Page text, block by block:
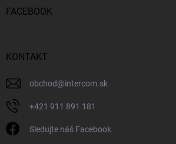
FACEBOOK
KONTAKT
obchod@intercom.sk
+421 911 891 181
Sledujte náš Facebook